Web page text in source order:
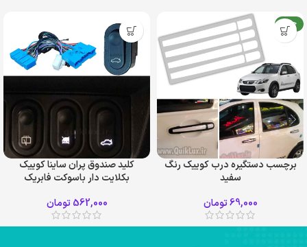
جدید
برچسب دستگیره درب کوییک رنگ
سفید
69,000تومان
کلید صندوق پران ساینا کوییک
بکلایت دار باسوکت فابریک
562,000 تومان